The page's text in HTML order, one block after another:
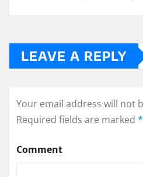
LEAVE A REPLY
Your email address will not
Required fields are marked *
Comment